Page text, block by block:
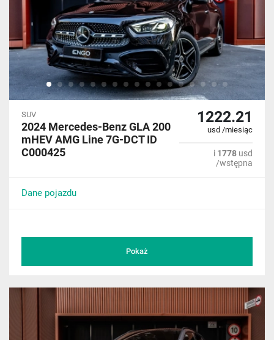
SUV
2024 Mercedes-Benz GLA 200
mHEV AMG Line 7G-DCT ID
C000425
1222.21
usd /miesiąc
i 1778 usd
/wstępna
Dane pojazdu
Pokaż